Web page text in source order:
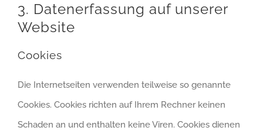
3. Datenerfassung auf unserer
Website
Cookies
Die Internetseiten verwenden teilweise so genannte
Cookies. Cookies richten auf Ihrem Rechner keinen
Schaden an und enthalten keine Viren. Cookies dienen